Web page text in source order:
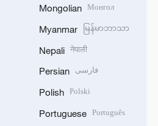
Mongolian Монгол
Myanmar မြန်မာဘာသာ
Nepali नेपाली
Persian فارسی
Polish Polski
Portuguese Português